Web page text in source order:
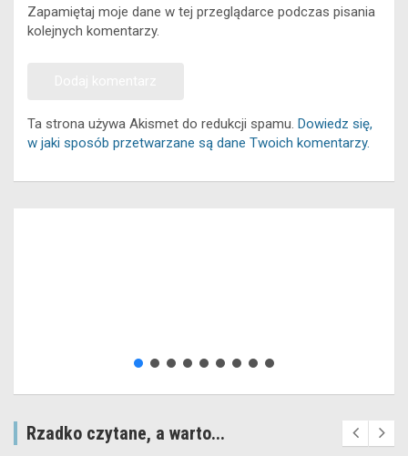
Zapamiętaj moje dane w tej przeglądarce podczas pisania
kolejnych komentarzy.
Ta strona używa Akismet do redukcji spamu. Dowiedz się,
w jaki sposób przetwarzane są dane Twoich komentarzy.
Rzadko czytane, a warto...